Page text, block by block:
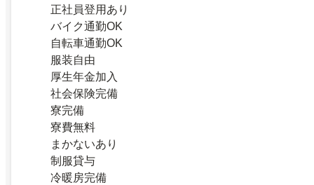
正社員登用あり
バイク通勤OK
自転車通勤OK
服装自由
厚生年金加入
社会保険完備
寮完備
寮費無料
まかないあり
制服貸与
冷暖房完備